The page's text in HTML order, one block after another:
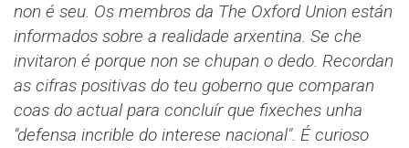
non é seu. Os membros da The Oxford Union están
informados sobre a realidade arxentina. Se che
invitaron é porque non se chupan o dedo. Recordan
as cifras positivas do teu goberno que comparan
coas do actual para concluír que fixeches unha
"defensa incrible do interese nacional". É curioso